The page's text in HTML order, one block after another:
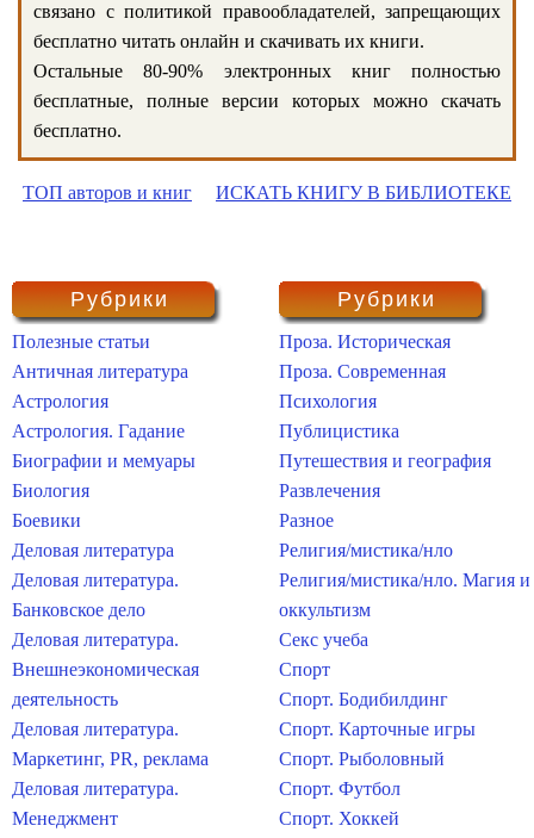
связано с политикой правообладателей, запрещающих
бесплатно читать онлайн и скачивать их книги.
Остальные 80-90% электронных книг полностью
бесплатные, полные версии которых можно скачать
бесплатно.
ТОП авторов и книг ИСКАТЬ КНИГУ В БИБЛИОТЕКЕ
Рубрики
Полезные статьи
Античная литература
Астрология
Астрология. Гадание
Биографии и мемуары
Биология
Боевики
Деловая литература
Деловая литература.
Банковское дело
Деловая литература.
Внешнеэкономическая
деятельность
Деловая литература.
Маркетинг, PR, реклама
Деловая литература.
Менеджмент
Рубрики
Проза. Историческая
Проза. Современная
Психология
Публицистика
Путешествия и география
Развлечения
Разное
Религия/мистика/нло
Религия/мистика/нло. Магия и
оккультизм
Секс учеба
Спорт
Спорт. Бодибилдинг
Спорт. Карточные игры
Спорт. Рыболовный
Спорт. Футбол
Спорт. Хоккей